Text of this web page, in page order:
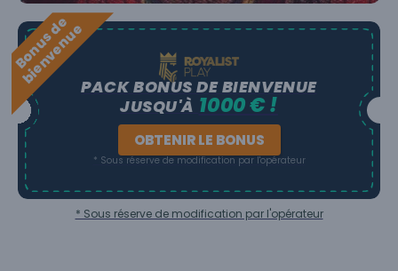
B
o
n
u
s
d
e
b
i
e
n
v
e
n
u
ePACK BONUS DE BIENVENUE
JUSQU'À 1000 € !
OBTENIR LE BONUS
* Sous réserve de modification par l'opérateur
* Sous réserve de modification par l'opérateur